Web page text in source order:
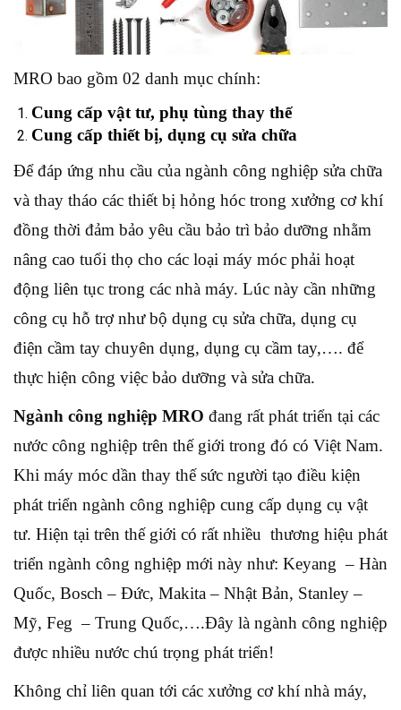
MRO bao gồm 02 danh mục chính:
Cung cấp vật tư, phụ tùng thay thế
Cung cấp thiết bị, dụng cụ sửa chữa
Để đáp ứng nhu cầu của ngành công nghiệp sửa chữa
và thay tháo các thiết bị hỏng hóc trong xưởng cơ khí
đồng thời đảm bảo yêu cầu bảo trì bảo dưỡng nhằm
nâng cao tuổi thọ cho các loại máy móc phải hoạt
động liên tục trong các nhà máy. Lúc này cần những
công cụ hỗ trợ như bộ dụng cụ sửa chữa, dụng cụ
điện cầm tay chuyên dụng, dụng cụ cầm tay,…. để
thực hiện công việc bảo dưỡng và sửa chữa.
Ngành công nghiệp MRO đang rất phát triển tại các
nước công nghiệp trên thế giới trong đó có Việt Nam.
Khi máy móc dần thay thế sức người tạo điều kiện
phát triển ngành công nghiệp cung cấp dụng cụ vật
tư. Hiện tại trên thế giới có rất nhiều thương hiệu phát
triển ngành công nghiệp mới này như: Keyang – Hàn
Quốc, Bosch – Đức, Makita – Nhật Bản, Stanley –
Mỹ, Feg – Trung Quốc,….Đây là ngành công nghiệp
được nhiều nước chú trọng phát triển!
Không chỉ liên quan tới các xưởng cơ khí nhà máy,